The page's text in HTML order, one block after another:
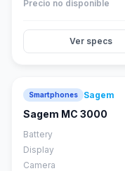
Precio no disponible
Ver specs
Smartphones Sagem
Sagem MC 3000
Battery
Display
Camera